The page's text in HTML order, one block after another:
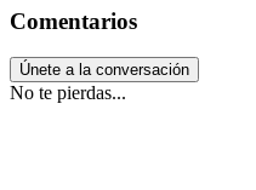
Comentarios
Únete a la conversación
No te pierdas...